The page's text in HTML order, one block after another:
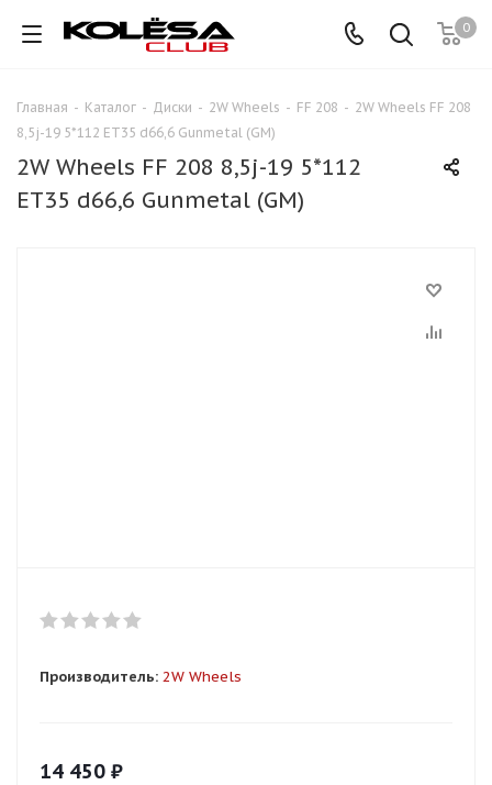
0
Главная - Каталог - Диски - 2W Wheels - FF 208 - 2W Wheels FF 208
8,5j-19 5*112 ET35 d66,6 Gunmetal (GM)
2W Wheels FF 208 8,5j-19 5*112
ET35 d66,6 Gunmetal (GM)
Производитель: 2W Wheels
14 450 ₽